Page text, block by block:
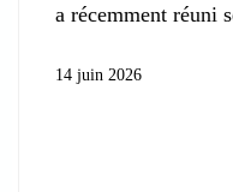
a récemment réuni
14 juin 2026